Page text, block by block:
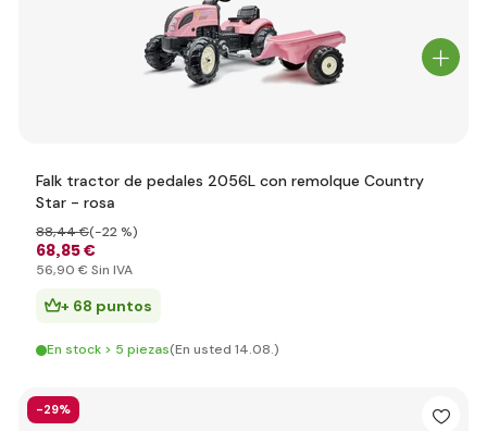
Falk tractor de pedales 2056L con remolque Country
Star - rosa
68,85 €
88,44 €(-22 %)
56,90 € Sin IVA
+ 68 puntos
En stock > 5 piezas(En usted 14.08.)
-29%